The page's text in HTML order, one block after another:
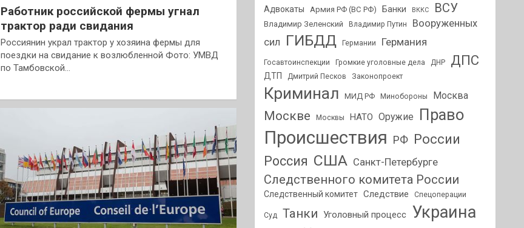
Работник российской фермы угнал
трактор ради свидания
Россиянин украл трактор у хозяина фермы для
поездки на свидание к возлюбленной Фото: УМВД
по Тамбовской…
Адвокаты Армия РФ (ВС РФ) Банки ВККС ВСУ
Владимир Зеленский Владимир Путин
Вооруженных
сил
ГИБДД Германии Германия
Госавтоинспекции Громкие уголовные дела ДНР ДПС
ДТП Дмитрий Песков Законопроект
Криминал МИД РФ Минобороны Москва
Москве Москвы НАТО Оружие Право
Происшествия РФ России
Россия США Санкт-Петербурге
Следственного комитета России
Следственный комитет Следствие Спецоперации
Суд Танки Уголовный процесс Украина